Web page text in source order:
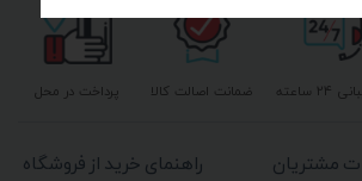
ساعته پرداخت در محل ضمانت اصالت کالا
راهنمای خرید از فروشگاه مشتریان